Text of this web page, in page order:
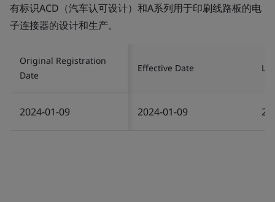
有标识ACD（汽车认可设计）和A系列用于印刷线路板的电
子连接器的设计和生产。
Original Registration
Date
Effective Date
2024-01-09 2024-01-09